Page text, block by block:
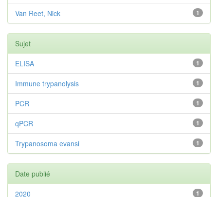
1
Van Reet, Nick
Sujet
1
ELISA
1
Immune trypanolysis
1
PCR
1
qPCR
1
Trypanosoma evansi
Date publié
1
2020